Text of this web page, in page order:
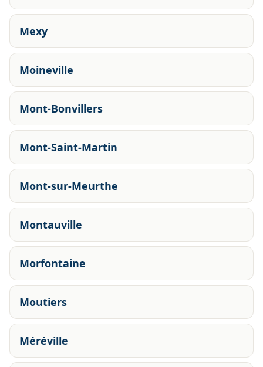
Mexy
Moineville
Mont-Bonvillers
Mont-Saint-Martin
Mont-sur-Meurthe
Montauville
Morfontaine
Moutiers
Méréville